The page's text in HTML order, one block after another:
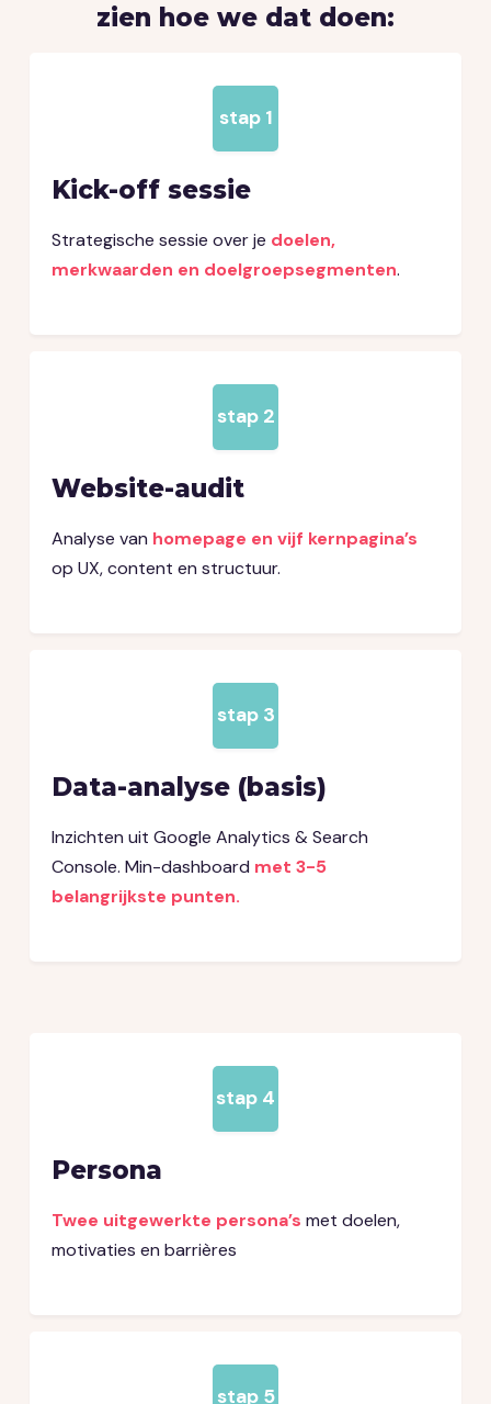
zien hoe we dat doen:
stap 1
Kick-off sessie
Strategische sessie over je doelen,
merkwaarden en doelgroepsegmenten.
stap 2
Website-audit
Analyse van homepage en vijf kernpagina’s
op UX, content en structuur.
stap 3
Data-analyse (basis)
Inzichten uit Google Analytics & Search
Console. Min-dashboard met 3-5
belangrijkste punten.
stap 4
Persona
Twee uitgewerkte persona’s met doelen,
motivaties en barrières
stap 5